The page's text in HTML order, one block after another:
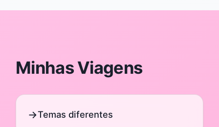
Minhas Viagens
Temas diferentes